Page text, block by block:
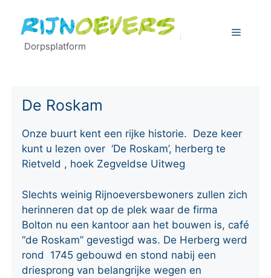
inhoudDorpsplatform
Menu
De Roskam
Onze buurt kent een rijke historie. Deze keer
kunt u lezen over ‘De Roskam’, herberg te
Rietveld , hoek Zegveldse Uitweg
Slechts weinig Rijnoeversbewoners zullen zich
herinneren dat op de plek waar de firma
Bolton nu een kantoor aan het bouwen is, café
“de Roskam” gevestigd was. De Herberg werd
rond 1745 gebouwd en stond nabij een
driesprong van belangrijke wegen en